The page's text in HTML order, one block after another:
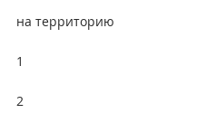
на территорию
1
2